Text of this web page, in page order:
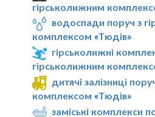
гірськолижним
водоспади поруч з
комплексом «Тюдів»
гірськолижні
гірськолижним
дитячі залізниці
комплексом «Тюдів»
заміські комплекси